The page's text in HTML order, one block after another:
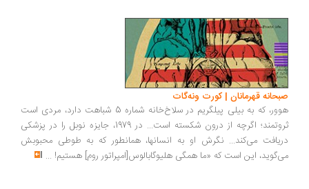
صبحانه قهرمانان | کورت ونه‌گات
هوور، که به بیلی پیلگریم در سلاخ‌خانه شماره 5 شباهت دارد، مردی است
ثروتمند؛ اگرچه از درون شکسته است... در 1979، جایزه نوبل را در پزشکی
دریافت می‌کند... نگرش او به انسانها، همانطور که به طوطی محبوبش
می‌گوید، این است که «ما همگی هلیوگابالوس[امپراتور روم] هستیم! ...